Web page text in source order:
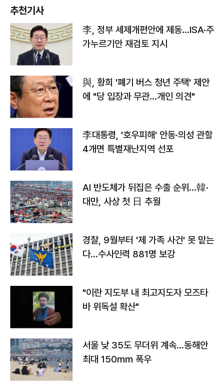
추천기사
李, 정부 세제개편안에 제동…ISA·주
가누르기안 재검토 지시
與, 황희 '폐기 버스 청년 주택' 제안
에 "당 입장과 무관…개인 의견"
李대통령, '호우피해' 안동·의성 관할
4개면 특별재난지역 선포
AI 반도체가 뒤집은 수출 순위…韓·
대만, 사상 첫 日 추월
경찰, 9월부터 '제 가족 사건' 못 맡는
다…수사인력 881명 보강
"이란 지도부 내 최고지도자 모즈타
바 위독설 확산"
서울 낮 35도 무더위 계속…동해안
최대 150㎜ 폭우